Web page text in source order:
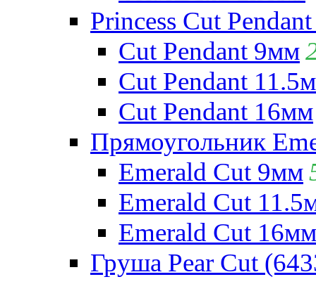
Princess Cut
Cut Pendant 9мм
Cut Pendant
Cut Pendant 16мм
Прямоугольник
Emerald Cut 9мм
Emerald Cut
Emerald Cut 16мм
Груша Pear Cut